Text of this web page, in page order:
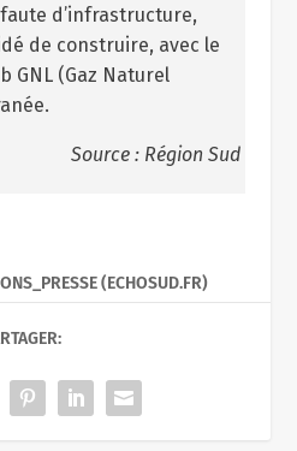
d’infrastructure,
de construire, avec le
GNL (Gaz Naturel
Source : Région Sud
(ECHOSUD.FR)